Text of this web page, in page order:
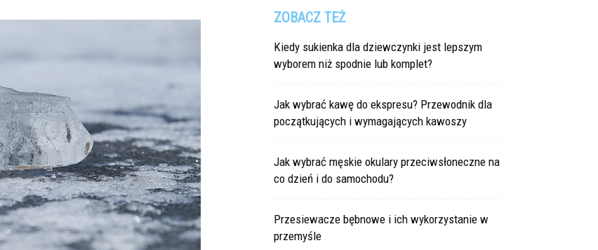
ZOBACZ TEŻ
Kiedy sukienka dla dziewczynki jest lepszym
wyborem niż spodnie lub komplet?
Jak wybrać kawę do ekspresu? Przewodnik dla
początkujących i wymagających kawoszy
Jak wybrać męskie okulary przeciwsłoneczne na
co dzień i do samochodu?
Przesiewacze bębnowe i ich wykorzystanie w
przemyśle